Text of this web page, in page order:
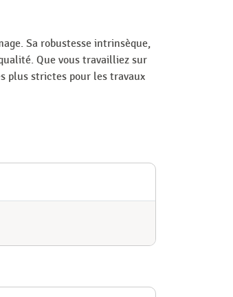
Sa robustesse intrinsèque,
Que vous travailliez sur
plus strictes pour les travaux